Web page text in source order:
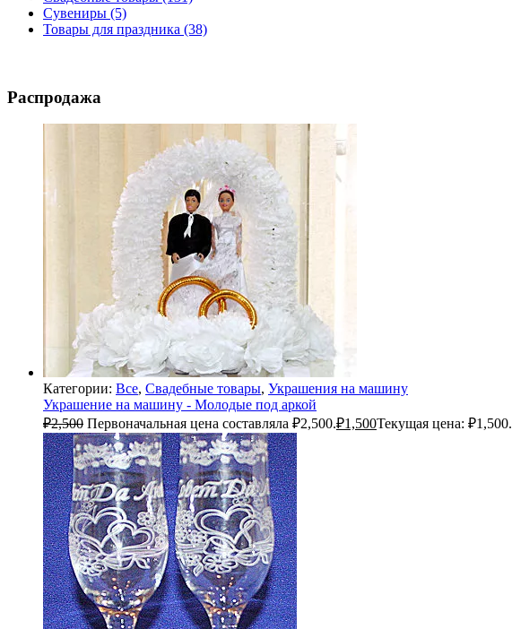
Сувениры (5)
Товары для праздника (38)
Распродажа
Категории: Все, Свадебные товары, Украшения на машину
Украшение на машину - Молодые под аркой
₽2,500 Первоначальная цена составляла ₽2,500.₽1,500Текущая цена: ₽1,500.